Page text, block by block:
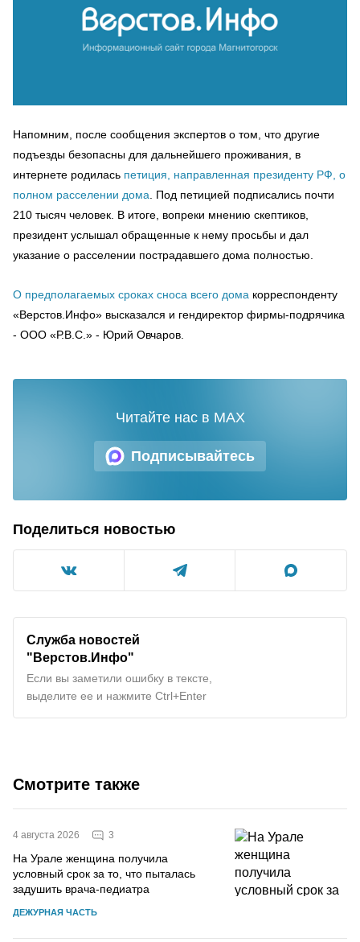
Напомним, после сообщения экспертов о том, что другие
подъезды безопасны для дальнейшего проживания, в
интернете родилась петиция, направленная президенту РФ, о
полном расселении дома . Под петицией подписались почти
210 тысяч человек. В итоге, вопреки мнению скептиков,
президент услышал обращенные к нему просьбы и дал
указание о расселении пострадавшего дома полностью.
О предполагаемых сроках сноса всего дома корреспонденту
«Верстов.Инфо» высказался и гендиректор фирмы-подрячика
- ООО «Р.В.С.» - Юрий Овчаров.
Подписывайтесь
Читайте нас в MAX
Поделиться новостью
Служба новостей
"Верстов.Инфо"
Если вы заметили ошибку в тексте,
выделите ее и нажмите Ctrl+Enter
Смотрите также
4 августа 2026 3
На Урале женщина получила
условный срок за то, что пыталась
задушить врача-педиатра
ДЕЖУРНАЯ ЧАСТЬ